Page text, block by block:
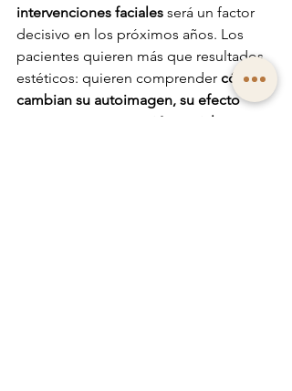
intervenciones faciales será un factor
decisivo en los próximos años. Los
pacientes quieren más que resultados
estéticos: quieren comprender cómo
cambian su autoimagen, su efecto
externo y su percepción social